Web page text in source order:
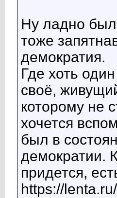
Ну ладно
тоже
демократия.
Где хоть
своё,
которому не
хочется
был в
демократии.
придется,
https://